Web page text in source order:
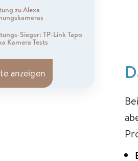
zu Alexa
Sieger: TP-Link Tapo
Kamera Tests
anzeigen